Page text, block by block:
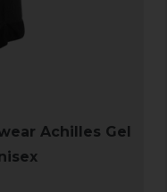
Achilles Gel